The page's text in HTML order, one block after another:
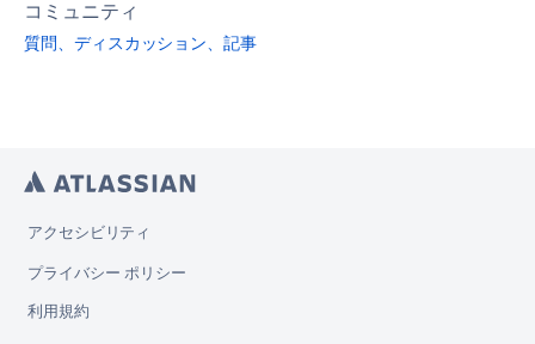
コミュニティ
質問、ディスカッション、記事
アクセシビリティ
プライバシー ポリシー
利用規約